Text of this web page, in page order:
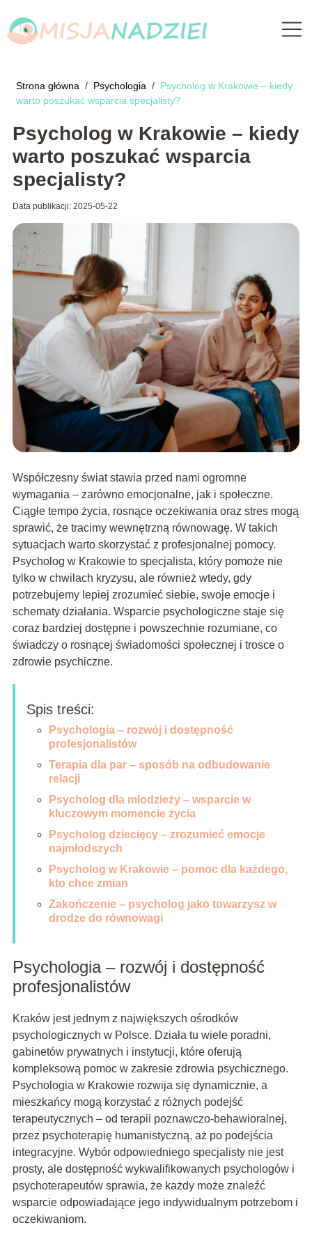
Strona główna / Psychologia / Psycholog w Krakowie – kiedy
warto poszukać wsparcia specjalisty?
Psycholog w Krakowie – kiedy
warto poszukać wsparcia
specjalisty?
Data publikacji: 2025-05-22
Współczesny świat stawia przed nami ogromne
wymagania – zarówno emocjonalne, jak i społeczne.
Ciągłe tempo życia, rosnące oczekiwania oraz stres mogą
sprawić, że tracimy wewnętrzną równowagę. W takich
sytuacjach warto skorzystać z profesjonalnej pomocy.
Psycholog w Krakowie to specjalista, który pomoże nie
tylko w chwilach kryzysu, ale również wtedy, gdy
potrzebujemy lepiej zrozumieć siebie, swoje emocje i
schematy działania. Wsparcie psychologiczne staje się
coraz bardziej dostępne i powszechnie rozumiane, co
świadczy o rosnącej świadomości społecznej i trosce o
zdrowie psychiczne.
Spis treści:
Psychologia – rozwój i dostępność
profesjonalistów
Terapia dla par – sposób na odbudowanie
relacji
Psycholog dla młodzieży – wsparcie w
kluczowym momencie życia
Psycholog dziecięcy – zrozumieć emocje
najmłodszych
Psycholog w Krakowie – pomoc dla każdego,
kto chce zmian
Zakończenie – psycholog jako towarzysz w
drodze do równowagi
Psychologia – rozwój i dostępność
profesjonalistów
Kraków jest jednym z największych ośrodków
psychologicznych w Polsce. Działa tu wiele poradni,
gabinetów prywatnych i instytucji, które oferują
kompleksową pomoc w zakresie zdrowia psychicznego.
Psychologia w Krakowie rozwija się dynamicznie, a
mieszkańcy mogą korzystać z różnych podejść
terapeutycznych – od terapii poznawczo-behawioralnej,
przez psychoterapię humanistyczną, aż po podejścia
integracyjne. Wybór odpowiedniego specjalisty nie jest
prosty, ale dostępność wykwalifikowanych psychologów i
psychoterapeutów sprawia, że każdy może znaleźć
wsparcie odpowiadające jego indywidualnym potrzebom i
oczekiwaniom.